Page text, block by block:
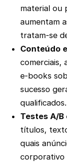
material ou
aumentam
tratam-se
Conteúdo
comerciais,
e-books
sucesso
qualificados.
Testes A/
títulos,
quais
corporativo